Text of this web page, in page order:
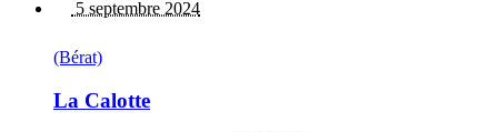
5 septembre 2024
(Bérat)
La Calotte